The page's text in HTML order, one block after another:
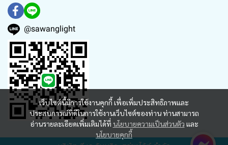
เว็บไซต์นี้มีการใช้งานคุกกี้ เพื่อเพิ่มประสิทธิภาพและ
ประสบการณ์ที่ดีในการใช้งานเว็บไซต์ของท่าน ท่านสามารถ
อ่านรายละเอียดเพิ่มเติมได้ที่ นโยบายความเป็นส่วนตัว และ
นโยบายคุกกี้
@sawanglight